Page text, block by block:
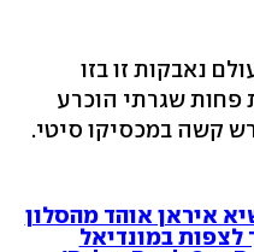
נאבקות זו בזו
פחות שגרתי הוכרע
קשה במכסיקו סיטי.
איראן אוהד מהסלון
במונדיאל